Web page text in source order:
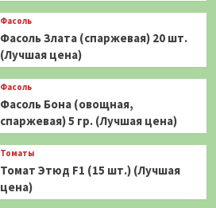
Фасоль
Фасоль Злата (спаржевая) 20 шт.
(Лучшая цена)
Фасоль
Фасоль Бона (овощная,
спаржевая) 5 гр. (Лучшая цена)
Томаты
Томат Этюд F1 (15 шт.) (Лучшая
цена)